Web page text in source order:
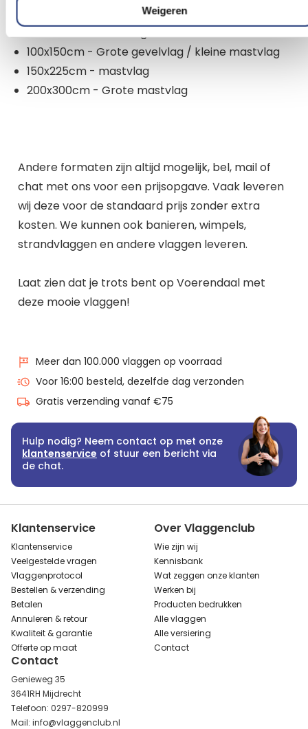
Weigeren
100x150cm - Grote gevelvlag / kleine mastvlag
150x225cm - mastvlag
200x300cm - Grote mastvlag
Andere formaten zijn altijd mogelijk, bel, mail of
chat met ons voor een prijsopgave. Vaak leveren
wij deze voor de standaard prijs zonder extra
kosten. We kunnen ook banieren, wimpels,
strandvlaggen en andere vlaggen leveren.
Laat zien dat je trots bent op Voerendaal met
deze mooie vlaggen!
Meer dan 100.000 vlaggen op voorraad
Voor 16:00 besteld, dezelfde dag verzonden
Gratis verzending vanaf €75
Hulp nodig? Neem contact op met onze
klantenservice of stuur een bericht via
de chat.
Klantenservice
Klantenservice
Veelgestelde vragen
Vlaggenprotocol
Bestellen & verzending
Betalen
Annuleren & retour
Kwaliteit & garantie
Offerte op maat
Over Vlaggenclub
Wie zijn wij
Kennisbank
Wat zeggen onze klanten
Werken bij
Producten bedrukken
Alle vlaggen
Alle versiering
Contact
Contact
Genieweg 35
3641RH Mijdrecht
Telefoon: 0297-820999
Mail: info@vlaggenclub.nl